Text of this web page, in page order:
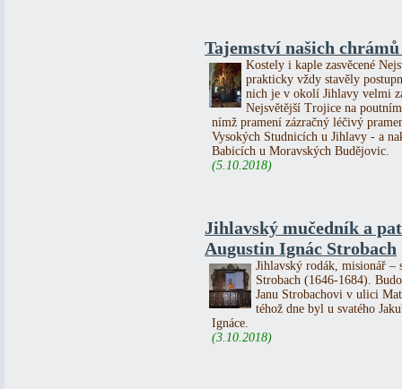
Tajemství našich
Kostely i kaple zasvěcené
prakticky vždy stavěly
nich je v okolí Jihlavy velmi
Nejsvětější Trojice na
nímž pramení zázračný léčivý
Vysokých Studnicích u Jihlavy - a
Babicích u Moravských Budějovic.
(5.10.2018)
Jihlavský mučedník a
Augustin Ignác Strobach
Jihlavský rodák, misionář –
Strobach (1646-1684).
Janu Strobachovi v ulici
téhož dne byl u svatého
Ignáce.
(3.10.2018)